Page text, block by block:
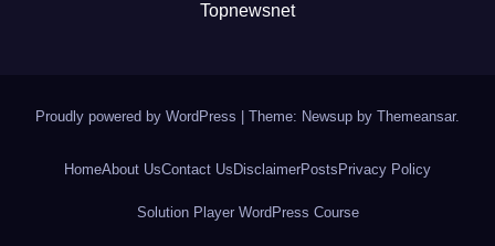
Topnewsnet
Proudly powered by WordPress Theme: Newsup by Themeansar.
HomeAbout UsContact Us DisclaimerPosts Privacy Policy
Solution Player WordPress Course